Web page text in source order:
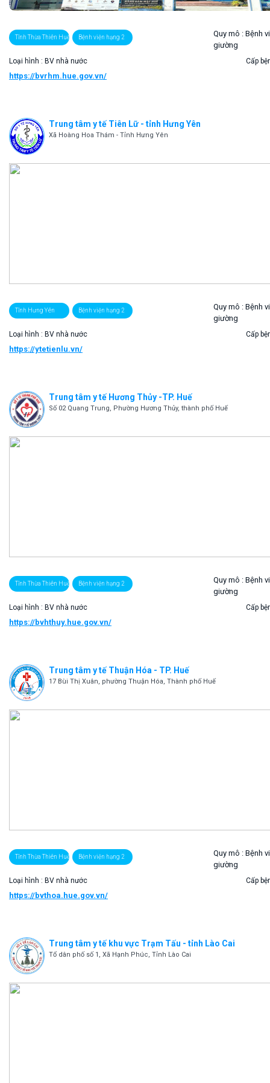
Tỉnh Thừa Thiên Huế Bệnh viện hạng 2 Quy mô :Bệnh
giường
Loại hình : BV nhà nước Cấp
https://bvrhm.hue.gov.vn/
Trung tâm y tế Tiên Lữ - tỉnh Hưng Yên
Xã Hoàng Hoa Thám - Tỉnh Hưng Yên
Tỉnh Hưng Yên Bệnh viện hạng 2 Quy mô :Bệnh
giường
Loại hình : BV nhà nước Cấp
https://ytetienlu.vn/
Trung tâm y tế Hương Thủy -TP. Huế
Số 02 Quang Trung, Phường Hương Thủy, thành phố Huế
Tỉnh Thừa Thiên Huế Bệnh viện hạng 2 Quy mô :Bệnh
giường
Loại hình : BV nhà nước Cấp
https://bvhthuy.hue.gov.vn/
Trung tâm y tế Thuận Hóa - TP. Huế
17 Bùi Thị Xuân, phường Thuận Hóa, Thành phố Huế
Tỉnh Thừa Thiên Huế Bệnh viện hạng 2 Quy mô :Bệnh
giường
Loại hình : BV nhà nước Cấp
https://bvthoa.hue.gov.vn/
Trung tâm y tế khu vực Trạm Tấu - tỉnh Lào Cai
Tổ dân phố số 1, Xã Hạnh Phúc, Tỉnh Lào Cai